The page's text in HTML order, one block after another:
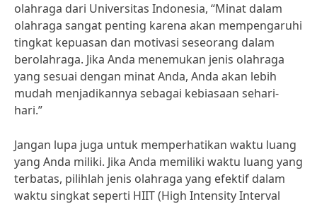
olahraga dari Universitas Indonesia, “Minat dalam
olahraga sangat penting karena akan mempengaruhi
tingkat kepuasan dan motivasi seseorang dalam
berolahraga. Jika Anda menemukan jenis olahraga
yang sesuai dengan minat Anda, Anda akan lebih
mudah menjadikannya sebagai kebiasaan sehari-
hari.”
Jangan lupa juga untuk memperhatikan waktu luang
yang Anda miliki. Jika Anda memiliki waktu luang yang
terbatas, pilihlah jenis olahraga yang efektif dalam
waktu singkat seperti HIIT (High Intensity Interval